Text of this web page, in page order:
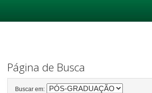
Página de Busca
Buscar em: